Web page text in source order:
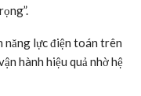
năng lực điện toán trên
hành hiệu quả nhờ hệ